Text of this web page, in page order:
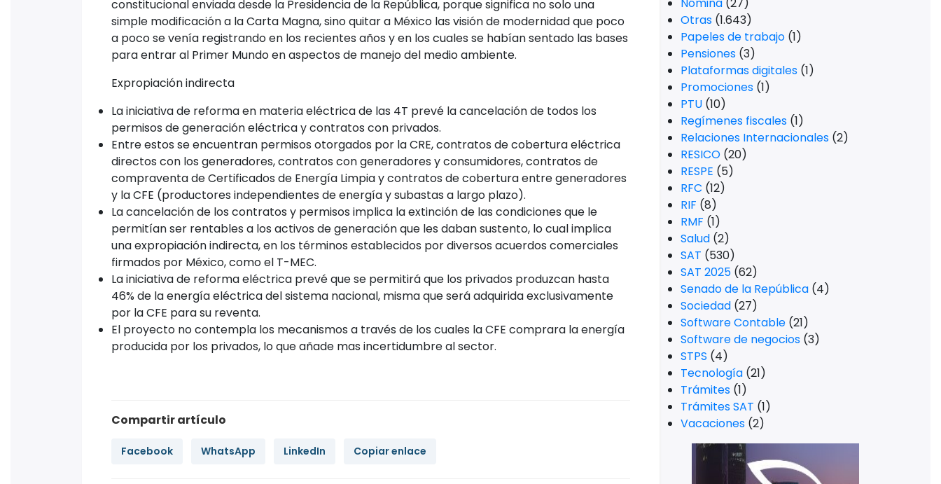
constitucional enviada desde la Presidencia de la República, porque significa no solo una
simple modificación a la Carta Magna, sino quitar a México las visión de modernidad que poco
a poco se venía registrando en los recientes años y en los cuales se habían sentado las bases
para entrar al Primer Mundo en aspectos de manejo del medio ambiente.
Expropiación indirecta
La iniciativa de reforma en materia eléctrica de las 4T prevé la cancelación de todos los
permisos de generación eléctrica y contratos con privados.
Entre estos se encuentran permisos otorgados por la CRE, contratos de cobertura eléctrica
directos con los generadores, contratos con generadores y consumidores, contratos de
compraventa de Certificados de Energía Limpia y contratos de cobertura entre generadores
y la CFE (productores independientes de energía y subastas a largo plazo).
La cancelación de los contratos y permisos implica la extinción de las condiciones que le
permitían ser rentables a los activos de generación que les daban sustento, lo cual implica
una expropiación indirecta, en los términos establecidos por diversos acuerdos comerciales
firmados por México, como el T-MEC.
La iniciativa de reforma eléctrica prevé que se permitirá que los privados produzcan hasta
46% de la energía eléctrica del sistema nacional, misma que será adquirida exclusivamente
por la CFE para su reventa.
El proyecto no contempla los mecanismos a través de los cuales la CFE comprara la energía
producida por los privados, lo que añade mas incertidumbre al sector.
Compartir artículo
Facebook WhatsApp LinkedIn Copiar enlace
Otras (1.643)
Papeles de trabajo (1)
Pensiones (3)
Plataformas digitales (1)
Promociones (1)
PTU (10)
Regímenes fiscales (1)
Relaciones Internacionales (2)
RESICO (20)
RESPE (5)
RFC (12)
RIF (8)
RMF (1)
Salud (2)
SAT (530)
SAT 2025 (62)
Senado de la República (4)
Sociedad (27)
Software Contable (21)
Software de negocios (3)
STPS (4)
Tecnología (21)
Trámites (1)
Trámites SAT (1)
Vacaciones (2)